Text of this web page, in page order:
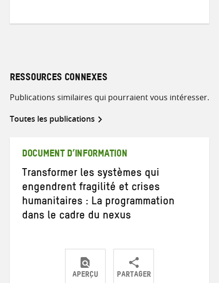
RESSOURCES CONNEXES
Publications similaires qui pourraient vous intéresser.
Toutes les publications
DOCUMENT D’INFORMATION
Transformer les systèmes qui
engendrent fragilité et crises
humanitaires : La programmation
dans le cadre du nexus
APERÇU PARTAGER